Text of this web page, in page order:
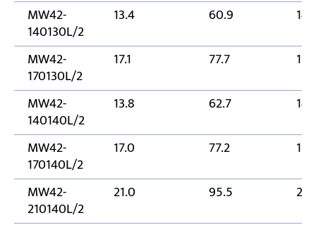
MW42-
140130L/2
13.4 60.9
MW42-
170130L/2
17.1 77.7
MW42-
140140L/2
13.8 62.7
MW42-
170140L/2
17.0 77.2
MW42-
210140L/2
21.0 95.5